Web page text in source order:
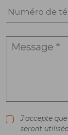
Numéro de
J'accepte
seront